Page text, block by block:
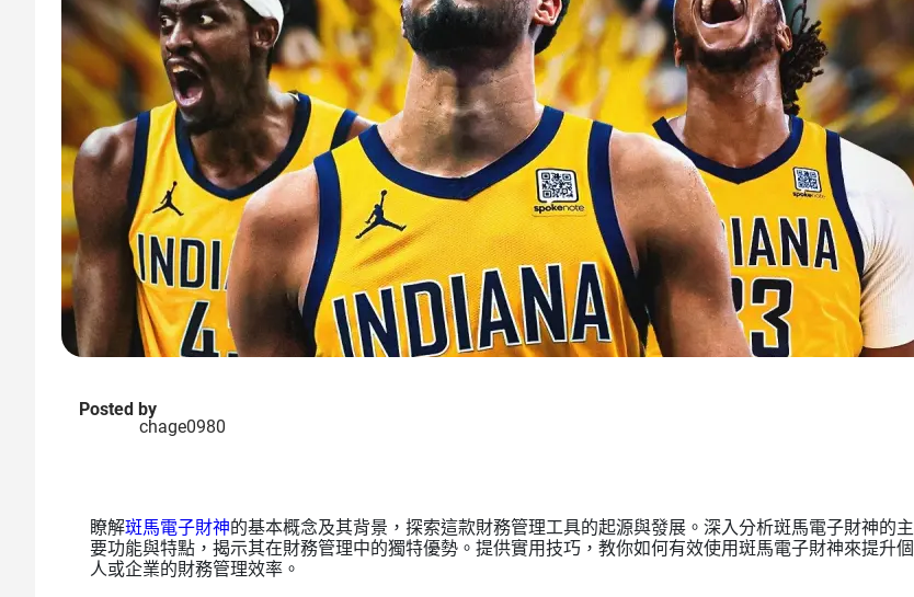
Posted by
chage0980
瞭解斑馬電子財神的基本概念及其背景，探索這款財務管理工具的起源與發展。深入分析斑馬電子財神的主
要功能與特點，揭示其在財務管理中的獨特優勢。提供實用技巧，教你如何有效使用斑馬電子財神來提升個
人或企業的財務管理效率。